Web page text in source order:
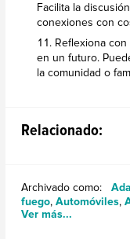
Facilita la
conexiones con
Reflexiona
en un futuro.
la comunidad o
Relacionado:
Archivado como:
fuego, Automóviles,
Ver más...